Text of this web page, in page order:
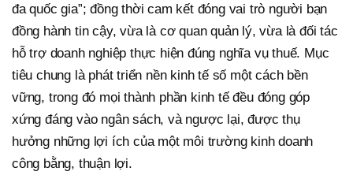
đa quốc gia”; đồng thời cam kết đóng vai trò người bạn
đồng hành tin cậy, vừa là cơ quan quản lý, vừa là đối tác
hỗ trợ doanh nghiệp thực hiện đúng nghĩa vụ thuế. Mục
tiêu chung là phát triển nền kinh tế số một cách bền
vững, trong đó mọi thành phần kinh tế đều đóng góp
xứng đáng vào ngân sách, và ngược lại, được thụ
hưởng những lợi ích của một môi trường kinh doanh
công bằng, thuận lợi.